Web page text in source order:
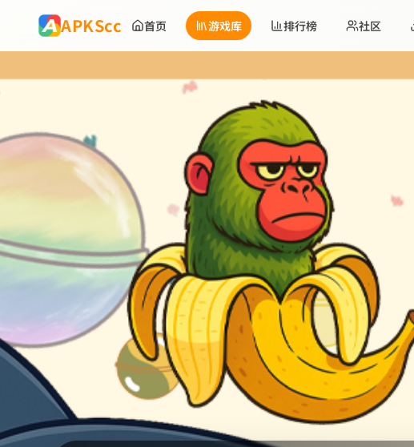
APKScc 首页 游戏库 排行榜 社区